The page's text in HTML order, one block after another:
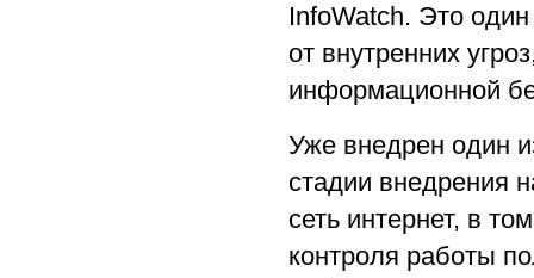
InfoWatch. Это
от внутренних
информационной
Уже внедрен один
стадии внедрения
сеть интернет, в
контроля работы